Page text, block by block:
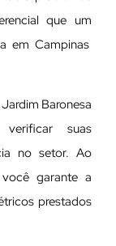
que um
em Campinas
Baronesa
suas
no setor. Ao
garante a
prestados